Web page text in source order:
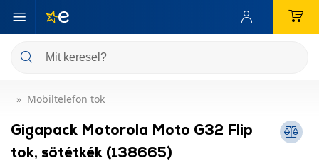
Mobiltelefon tok
Gigapack Motorola Moto G32 Flip
tok, sötétkék (138665)